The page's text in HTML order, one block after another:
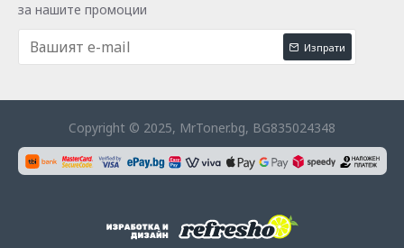
за нашите промоции
Изпрати
Copyright © 2025, MrToner.bg, BG835024348